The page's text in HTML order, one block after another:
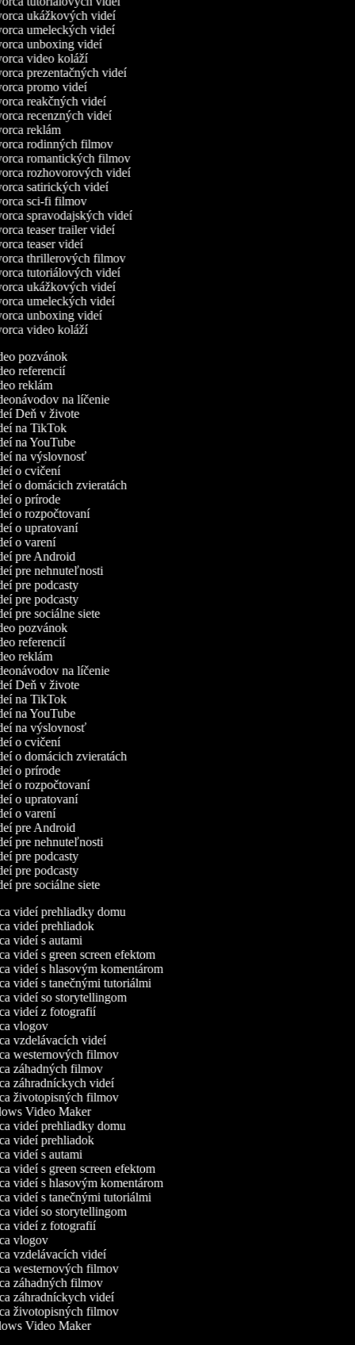
ukážkových videí
umeleckých videí
unboxing videí
video koláží
prezentačných videí
promo videí
reakčných videí
recenzných videí
reklám
rodinných filmov
romantických filmov
rozhovorových videí
satirických videí
sci-fi filmov
spravodajských videí
teaser trailer videí
teaser videí
thrillerových filmov
tutoriálových videí
ukážkových videí
umeleckých videí
unboxing videí
video koláží
pozvánok
referencií
reklám
na líčenie
Deň v živote
na TikTok
na YouTube
na výslovnosť
o cvičení
o domácich zvieratách
o prírode
o rozpočtovaní
o upratovaní
o varení
pre Android
pre nehnuteľnosti
pre podcasty
pre podcasty
pre sociálne siete
pozvánok
referencií
reklám
na líčenie
Deň v živote
na TikTok
na YouTube
na výslovnosť
o cvičení
o domácich zvieratách
o prírode
o rozpočtovaní
o upratovaní
o varení
pre Android
pre nehnuteľnosti
pre podcasty
pre podcasty
pre sociálne siete
videí prehliadky domu
videí prehliadok
videí s autami
videí s green screen efektom
videí s hlasovým komentárom
videí s tanečnými tutoriálmi
videí so storytellingom
videí z fotografií
vlogov
vzdelávacích videí
westernových filmov
záhadných filmov
záhradníckych videí
životopisných filmov
Video Maker
videí prehliadky domu
videí prehliadok
videí s autami
videí s green screen efektom
videí s hlasovým komentárom
videí s tanečnými tutoriálmi
videí so storytellingom
videí z fotografií
vlogov
vzdelávacích videí
westernových filmov
záhadných filmov
záhradníckych videí
životopisných filmov
Video Maker